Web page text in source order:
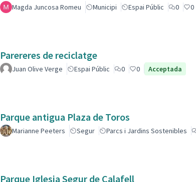
Magda Juncosa Romeu Municipi Espai Públic 0 0
Parereres de reciclatge
Juan Olive Verge Espai Públic 0 0 Acceptada
Parque antigua Plaza de Toros
Marianne Peeters Segur Parcs i Jardins Sostenibles
Parque Iglesia Segur de Calafell